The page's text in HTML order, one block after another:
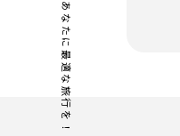
あなたに最適な旅行を！